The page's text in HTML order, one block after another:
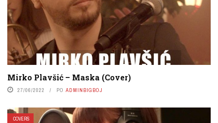
Mirko Plavšić – Maska (Cover)
27/06/2022 PO ADMINBIGBOJ
COVERS